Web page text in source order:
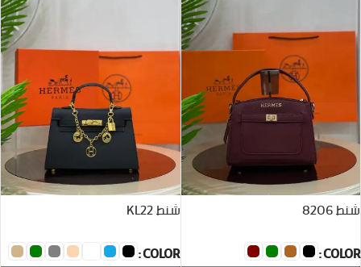
شنط 8206
COLOR
شنط KL22
COLOR